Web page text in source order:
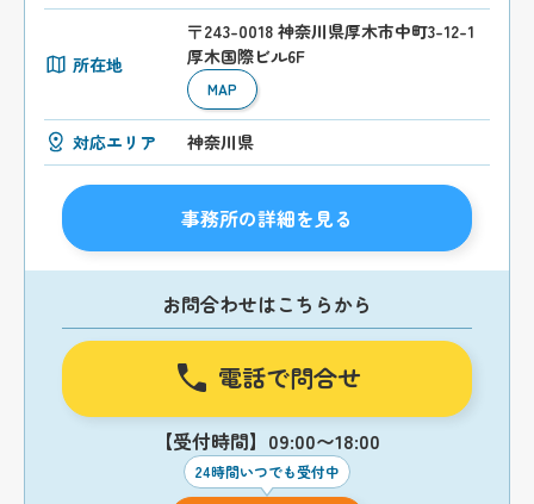
所在地
〒243-0018 神奈川県厚木市中町3-12-1
厚木国際ビル6F
MAP
対応エリア 神奈川県
事務所の詳細を見る
お問合わせはこちらから
電話で問合せ
【受付時間】09:00〜18:00
24時間いつでも受付中